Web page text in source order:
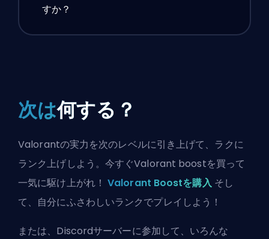
すか？
次は何する？
Valorantの実力を次のレベルに引き上げて、ラクに
ランク上げしよう。今すぐValorant boostを買って
一気に駆け上がれ！ Valorant Boostを購入そし
て、自分にふさわしいランクでプレイしよう！
または、 Discordサーバーに参加して、いろんな